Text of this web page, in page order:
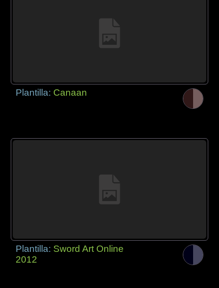
Plantilla: Canaan
Plantilla: Sword Art Online
2012